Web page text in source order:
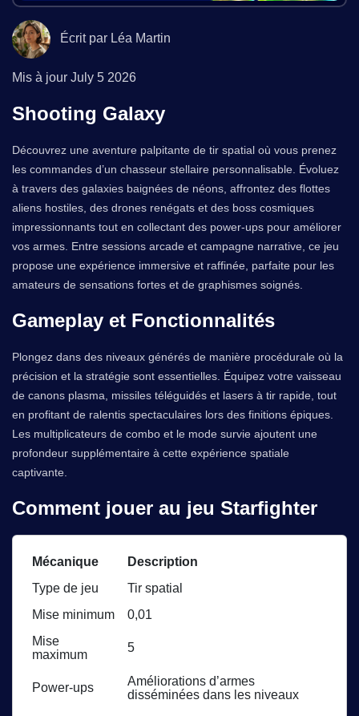
Écrit par Léa Martin
Mis à jour July 5 2026
Shooting Galaxy
Découvrez une aventure palpitante de tir spatial où vous prenez
les commandes d’un chasseur stellaire personnalisable. Évoluez
à travers des galaxies baignées de néons, affrontez des flottes
aliens hostiles, des drones renégats et des boss cosmiques
impressionnants tout en collectant des power-ups pour améliorer
vos armes. Entre sessions arcade et campagne narrative, ce jeu
propose une expérience immersive et raffinée, parfaite pour les
amateurs de sensations fortes et de graphismes soignés.
Gameplay et Fonctionnalités
Plongez dans des niveaux générés de manière procédurale où la
précision et la stratégie sont essentielles. Équipez votre vaisseau
de canons plasma, missiles téléguidés et lasers à tir rapide, tout
en profitant de ralentis spectaculaires lors des finitions épiques.
Les multiplicateurs de combo et le mode survie ajoutent une
profondeur supplémentaire à cette expérience spatiale
captivante.
Comment jouer au jeu Starfighter
Mécanique
Description
Type de jeu
Tir spatial
Mise minimum
0,01
Mise
maximum
5
Power-ups
Améliorations d’armes
disséminées dans les niveaux